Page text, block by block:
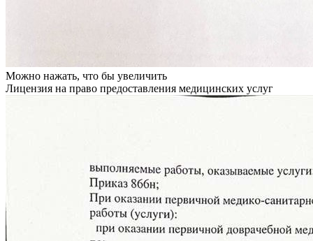
Можно нажать, что бы увеличить
Лицензия на право предоставления медицинских услуг